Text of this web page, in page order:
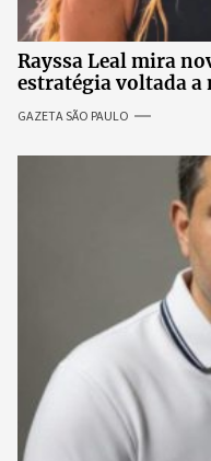
Rayssa Leal mira
estratégia voltada a
skate
GAZETA SÃO PAULO